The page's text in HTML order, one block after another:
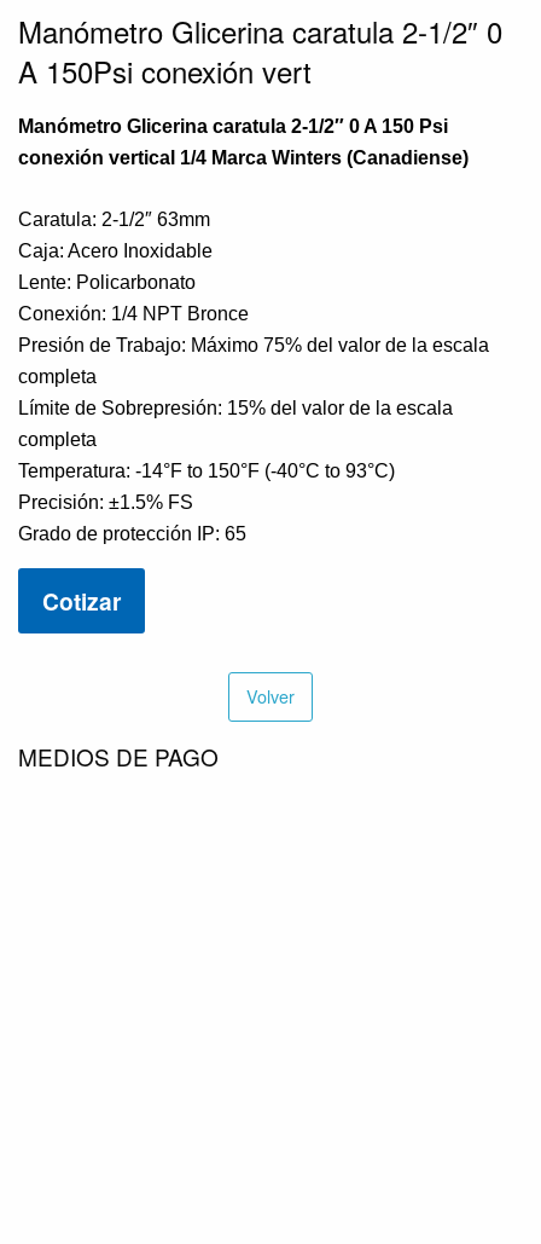
Manómetro Glicerina caratula 2-1/2″ 0
A 150Psi conexión vert
Manómetro Glicerina caratula 2-1/2″ 0 A 150 Psi
conexión vertical 1/4 Marca Winters (Canadiense)
Caratula: 2-1/2″ 63mm
Caja: Acero Inoxidable
Lente: Policarbonato
Conexión: 1/4 NPT Bronce
Presión de Trabajo: Máximo 75% del valor de la escala
completa
Límite de Sobrepresión: 15% del valor de la escala
completa
Temperatura: -14°F to 150°F (-40°C to 93°C)
Precisión: ±1.5% FS
Grado de protección IP: 65
Cotizar
Volver
MEDIOS DE PAGO